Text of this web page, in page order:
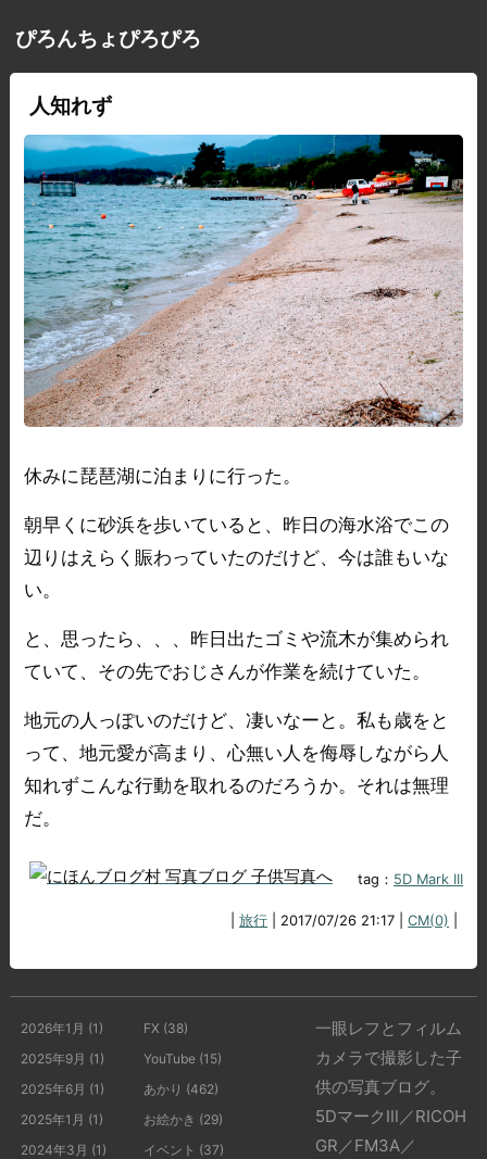
ぴろんちょぴろぴろ
人知れず
休みに琵琶湖に泊まりに行った。
朝早くに砂浜を歩いていると、昨日の海水浴でこの
辺りはえらく賑わっていたのだけど、今は誰もいな
い。
と、思ったら、、、昨日出たゴミや流木が集められ
ていて、その先でおじさんが作業を続けていた。
地元の人っぽいのだけど、凄いなーと。私も歳をと
って、地元愛が高まり、心無い人を侮辱しながら人
知れずこんな行動を取れるのだろうか。それは無理
だ。
tag： 5D Mark III
|旅行 | 2017/07/26 21:17 |CM(0)
2026年1月 (1)
2025年9月 (1)
2025年6月 (1)
2025年1月 (1)
2024年3月 (1)
FX (38)
YouTube(15)
あかり (462)
お絵かき (29)
イベント (37)
一眼レフとフィルム
カメラで撮影した子
供の写真ブログ。
5DマークⅢ／RICOH
GR／FM3A／